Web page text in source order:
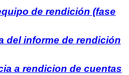
de rendición (fase
del informe de rendición
a rendicion de cuentas